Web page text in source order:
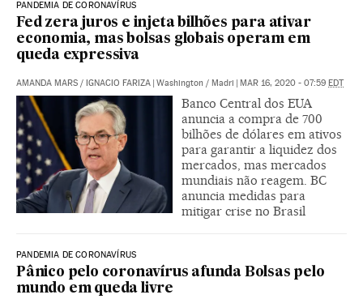
PANDEMIA DE CORONAVÍRUS
Fed zera juros e injeta bilhões para ativar
economia, mas bolsas globais operam em
queda expressiva
AMANDA MARS / IGNACIO FARIZA | Washington / Madri | MAR 16, 2020 - 07:59 EDT
Banco Central dos EUA
anuncia a compra de 700
bilhões de dólares em ativos
para garantir a liquidez dos
mercados, mas mercados
mundiais não reagem. BC
anuncia medidas para
mitigar crise no Brasil
PANDEMIA DE CORONAVÍRUS
Pânico pelo coronavírus afunda Bolsas pelo
mundo em queda livre